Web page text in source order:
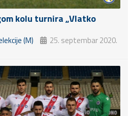
kolu turnira „Vlatko
(M) 25. septembar 2020.